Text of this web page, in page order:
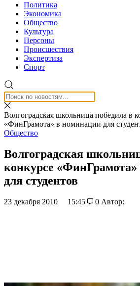
Политика
Экономика
Общество
Культура
Персоны
Происшествия
Экспертиза
Спорт
Волгоградская школьница победила в
«ФинГрамота» в номинации для
Общество
Волгоградская
конкурсе
для студентов
23 декабря 2010 15:45 0 Автор: